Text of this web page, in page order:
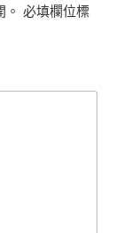
必填欄位標